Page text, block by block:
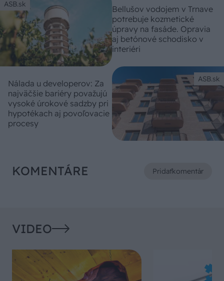
ASB.sk
Bellušov vodojem v Trnave
potrebuje kozmetické
úpravy na fasáde. Opravia
aj betónové schodisko v
interiéri
ASB.sk
Nálada u developerov: Za
najväčšie bariéry považujú
vysoké úrokové sadzby pri
hypotékach aj povoľovacie
procesy
KOMENTÁRE Pridaťkomentár
VIDEO